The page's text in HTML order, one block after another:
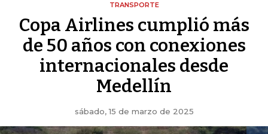
TRANSPORTE
Copa Airlines cumplió más
de 50 años con conexiones
internacionales desde
Medellín
sábado, 15 de marzo de 2025